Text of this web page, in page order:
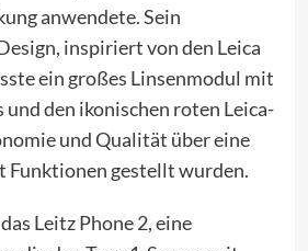
anwendete. Sein
inspiriert von den Leica
ein großes Linsenmodul mit
den ikonischen roten Leica-
und Qualität über eine
Funktionen gestellt wurden.
Leitz Phone 2, eine